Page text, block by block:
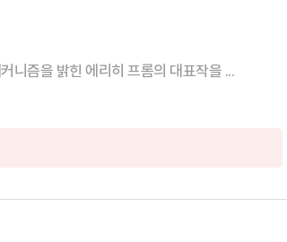
니즘을 밝힌 에리히 프롬의 대표작을 ...